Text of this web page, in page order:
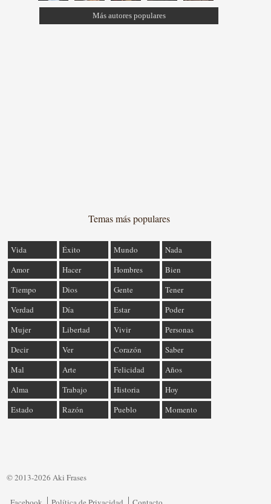
Más autores populares
Temas más populares
Vida Éxito Mundo
Nada
Amor
Hacer Hombres
Bien
Tiempo
Dios Gente
Tener
Verdad
Día Estar
Poder
Mujer
Libertad Vivir
Personas
Decir
Ver Corazón
Saber
Mal
Arte Felicidad
Años
Alma
Trabajo Historia
Hoy
Estado
Razón Pueblo Momento
© 2013-2026 Aki Frases